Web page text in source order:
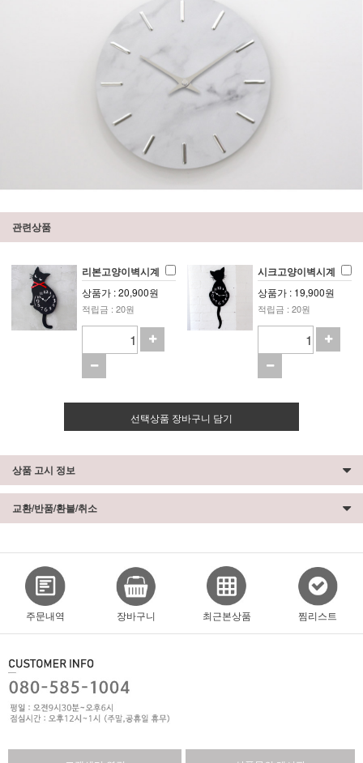
관련상품
리본고양이벽시계
상품가 : 20,900원
적립금 : 20원
시크고양이벽시계
상품가 : 19,900원
적립금 : 20원
선택상품 장바구니 담기
상품 고시 정보
교환/반품/환불/취소
주문내역 장바구니 최근본상품 찜리스트